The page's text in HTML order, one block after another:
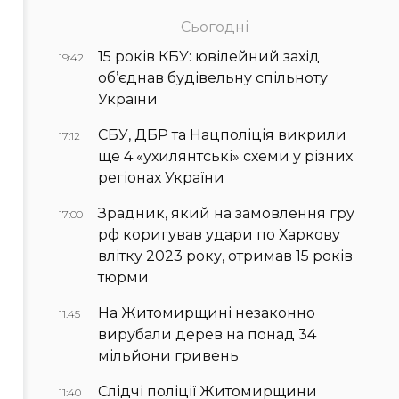
Сьогодні
19:42
15 років КБУ: ювілейний захід
об’єднав будівельну спільноту
України
17:12
СБУ, ДБР та Нацполіція викрили
ще 4 «ухилянтські» схеми у різних
регіонах України
17:00
Зрадник, який на замовлення гру
рф коригував удари по Харкову
влітку 2023 року, отримав 15 років
тюрми
11:45
На Житомирщині незаконно
вирубали дерев на понад 34
мільйони гривень
11:40 Слідчі поліції Житомирщини